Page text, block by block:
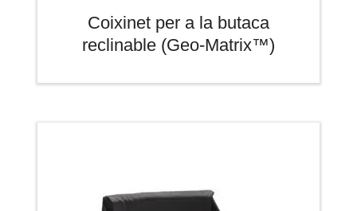
Coixinet per a la butaca
reclinable (Geo-Matrix™)